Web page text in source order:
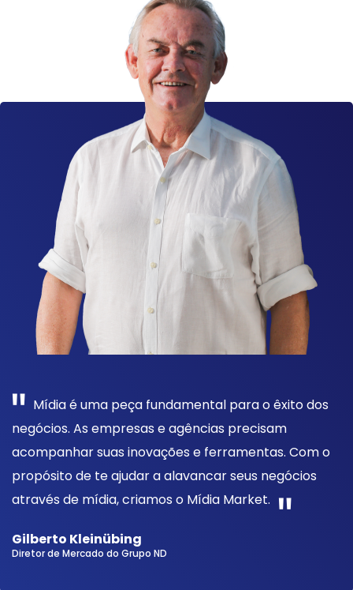
Mídia é uma peça fundamental para o êxito dos
negócios. As empresas e agências precisam
acompanhar suas inovações e ferramentas. Com o
propósito de te ajudar a alavancar seus negócios
através de mídia, criamos o Mídia Market.
Gilberto Kleinübing
Diretor de Mercado do Grupo ND